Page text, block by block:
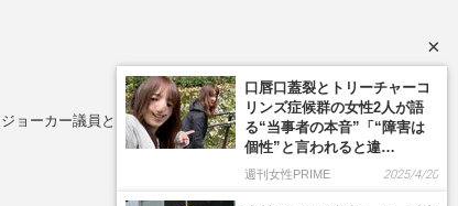
ョーカー議員とまさかの同じ主張か
×
口唇口蓋裂とトリーチャーコ
リンズ症候群の女性2人が語
る“当事者の本音”「“障害は
個性”と言われると違…
週刊女性PRIME 2025/4/20